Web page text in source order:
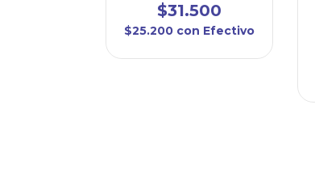
$31.500
$25.200 con Efectivo